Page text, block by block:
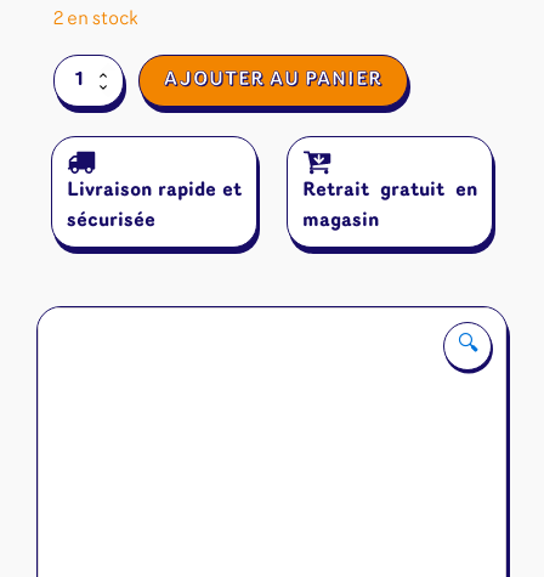
🔍
2 en stock
quantité
de
Lab
AJOUTER AU PANIER
Livraison rapide et
sécurisée
Retrait gratuit en
magasin